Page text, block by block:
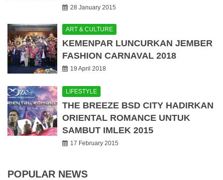
28 January 2015
ART & CULTURE
KEMENPAR LUNCURKAN JEMBER
FASHION CARNAVAL 2018
19 April 2018
LIFESTYLE
THE BREEZE BSD CITY HADIRKAN
ORIENTAL ROMANCE UNTUK
SAMBUT IMLEK 2015
17 February 2015
POPULAR NEWS